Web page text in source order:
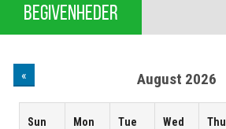
BEGIVENHEDER
« August 2026
Sun Mon Tue Wed Thu